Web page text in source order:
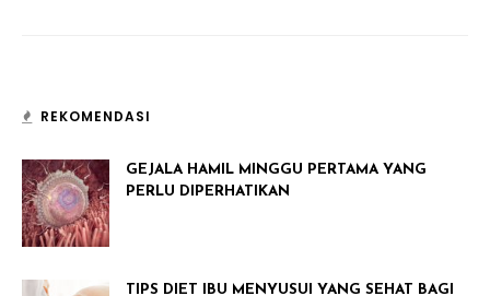
REKOMENDASI
GEJALA HAMIL MINGGU PERTAMA YANG
PERLU DIPERHATIKAN
TIPS DIET IBU MENYUSUI YANG SEHAT BAGI